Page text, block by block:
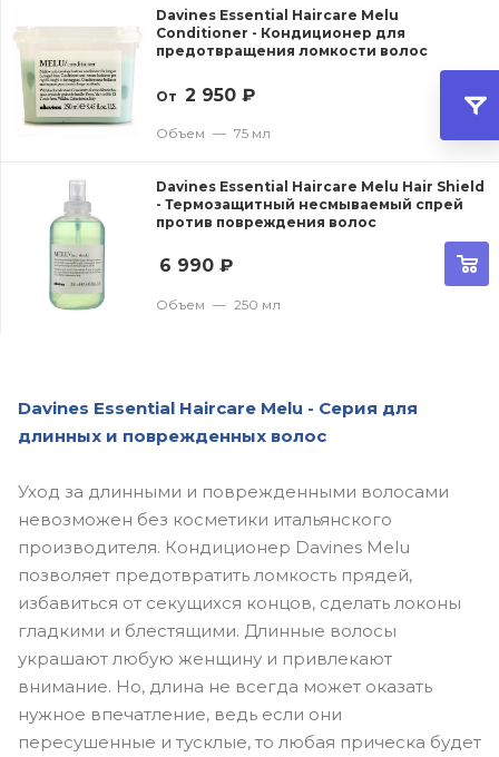
Davines Essential Haircare Melu
Conditioner - Кондиционер для
предотвращения ломкости волос
От 2 950 ₽
Объем — 75 мл
Davines Essential Haircare Melu Hair Shield
- Термозащитный несмываемый спрей
против повреждения волос
6 990 ₽
Объем — 250 мл
Davines Essential Haircare Melu - Серия для
длинных и поврежденных волос
Уход за длинными и поврежденными волосами
невозможен без косметики итальянского
производителя. Кондиционер Davines Melu
позволяет предотвратить ломкость прядей,
избавиться от секущихся концов, сделать локоны
гладкими и блестящими. Длинные волосы
украшают любую женщину и привлекают
внимание. Но, длина не всегда может оказать
нужное впечатление, ведь если они
пересушенные и тусклые, то любая прическа будет